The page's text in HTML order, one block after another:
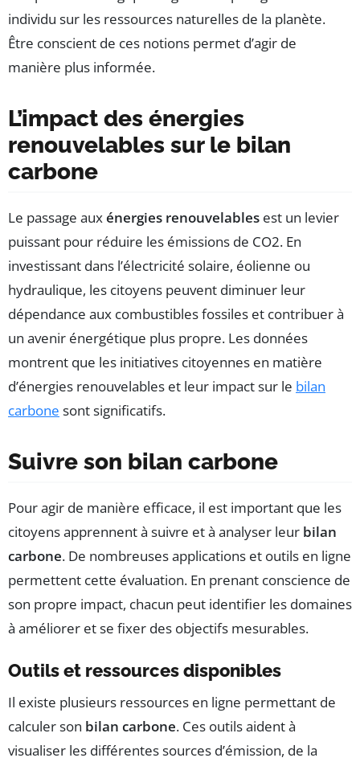
individu sur les ressources naturelles de la planète.
Être conscient de ces notions permet d’agir de
manière plus informée.
L’impact des énergies
renouvelables sur le bilan
carbone
Le passage auxénergies renouvelables est un levier
puissant pour réduire les émissions de CO2. En
investissant dans l’électricité solaire, éolienne ou
hydraulique, les citoyens peuvent diminuer leur
dépendance aux combustibles fossiles et contribuer à
un avenir énergétique plus propre. Les données
montrent que les initiatives citoyennes en matière
d’énergies renouvelables et leur impact sur le bilan
carbone sont significatifs.
Suivre son bilan carbone
Pour agir de manière efficace, il est important que les
citoyens apprennent à suivre et à analyser leur bilan
carbone. De nombreuses applications et outils en ligne
permettent cette évaluation. En prenant conscience de
son propre impact, chacun peut identifier les domaines
à améliorer et se fixer des objectifs mesurables.
Outils et ressources disponibles
Il existe plusieurs ressources en ligne permettant de
calculer son bilan carbone. Ces outils aident à
visualiser les différentes sources d’émission, de la